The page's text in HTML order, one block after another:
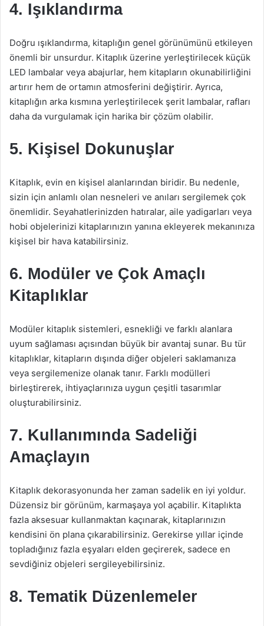
4. Işıklandırma
Doğru ışıklandırma, kitaplığın genel görünümünü etkileyen
önemli bir unsurdur. Kitaplık üzerine yerleştirilecek küçük
LED lambalar veya abajurlar, hem kitapların okunabilirliğini
artırır hem de ortamın atmosferini değiştirir. Ayrıca,
kitaplığın arka kısmına yerleştirilecek şerit lambalar, rafları
daha da vurgulamak için harika bir çözüm olabilir.
5. Kişisel Dokunuşlar
Kitaplık, evin en kişisel alanlarından biridir. Bu nedenle,
sizin için anlamlı olan nesneleri ve anıları sergilemek çok
önemlidir. Seyahatlerinizden hatıralar, aile yadigarları veya
hobi objelerinizi kitaplarınızın yanına ekleyerek mekanınıza
kişisel bir hava katabilirsiniz.
6. Modüler ve Çok Amaçlı
Kitaplıklar
Modüler kitaplık sistemleri, esnekliği ve farklı alanlara
uyum sağlaması açısından büyük bir avantaj sunar. Bu tür
kitaplıklar, kitapların dışında diğer objeleri saklamanıza
veya sergilemenize olanak tanır. Farklı modülleri
birleştirerek, ihtiyaçlarınıza uygun çeşitli tasarımlar
oluşturabilirsiniz.
7. Kullanımında Sadeliği
Amaçlayın
Kitaplık dekorasyonunda her zaman sadelik en iyi yoldur.
Düzensiz bir görünüm, karmaşaya yol açabilir. Kitaplıkta
fazla aksesuar kullanmaktan kaçınarak, kitaplarınızın
kendisini ön plana çıkarabilirsiniz. Gerekirse yıllar içinde
topladığınız fazla eşyaları elden geçirerek, sadece en
sevdiğiniz objeleri sergileyebilirsiniz.
8. Tematik Düzenlemeler